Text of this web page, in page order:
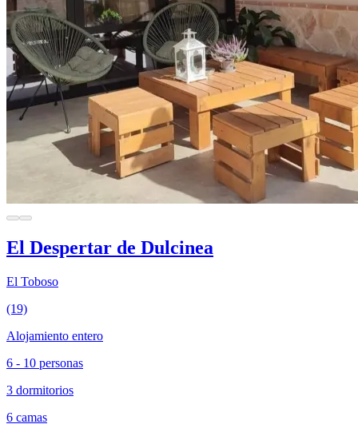
El Despertar de Dulcinea
El Toboso
(19)
Alojamiento entero
6 - 10 personas
3 dormitorios
6 camas